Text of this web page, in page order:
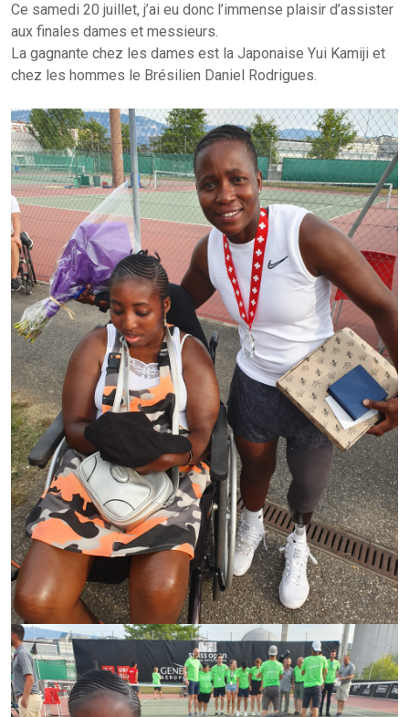
Ce samedi 20 juillet, j’ai eu donc l’immense plaisir d’assister
aux finales dames et messieurs.
La gagnante chez les dames est la Japonaise Yui Kamiji et
chez les hommes le Brésilien Daniel Rodrigues.